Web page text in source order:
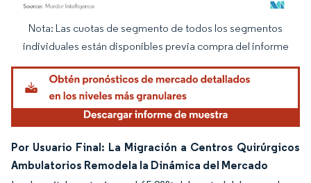
Imagen © Mordor Intelligence. El uso requiere atribución según CC BY 4.0.
Nota: Las cuotas de segmento de todos los segmentos
individuales están disponibles previa compra del informe
Por Usuario Final: La Migración a Centros Quirúrgicos
Ambulatorios Remodela la Dinámica del Mercado